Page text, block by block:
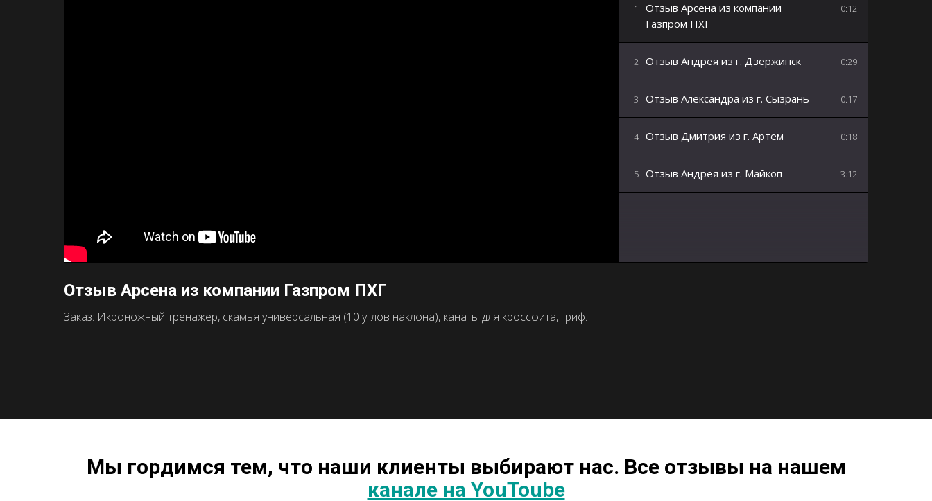
1
Отзыв Арсена из компании
Газпром ПХГ
0:12
2 Отзыв Андрея из г. Дзержинск 0:29
3 Отзыв Александра из г. Сызрань 0:17
4 Отзыв Дмитрия из г. Артем 0:18
5 Отзыв Андрея из г. Майкоп 3:12
Отзыв Арсена из компании Газпром ПХГ
Заказ: Икроножный тренажер, скамья универсальная (10 углов наклона), канаты для кроссфита, гриф.
Мы гордимся тем, что наши клиенты выбирают нас. Все отзывы на нашем
канале на YouToube